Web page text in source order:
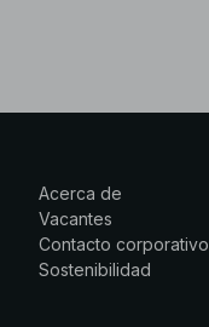
Acerca de
Vacantes
Contacto corporativo
Sostenibilidad